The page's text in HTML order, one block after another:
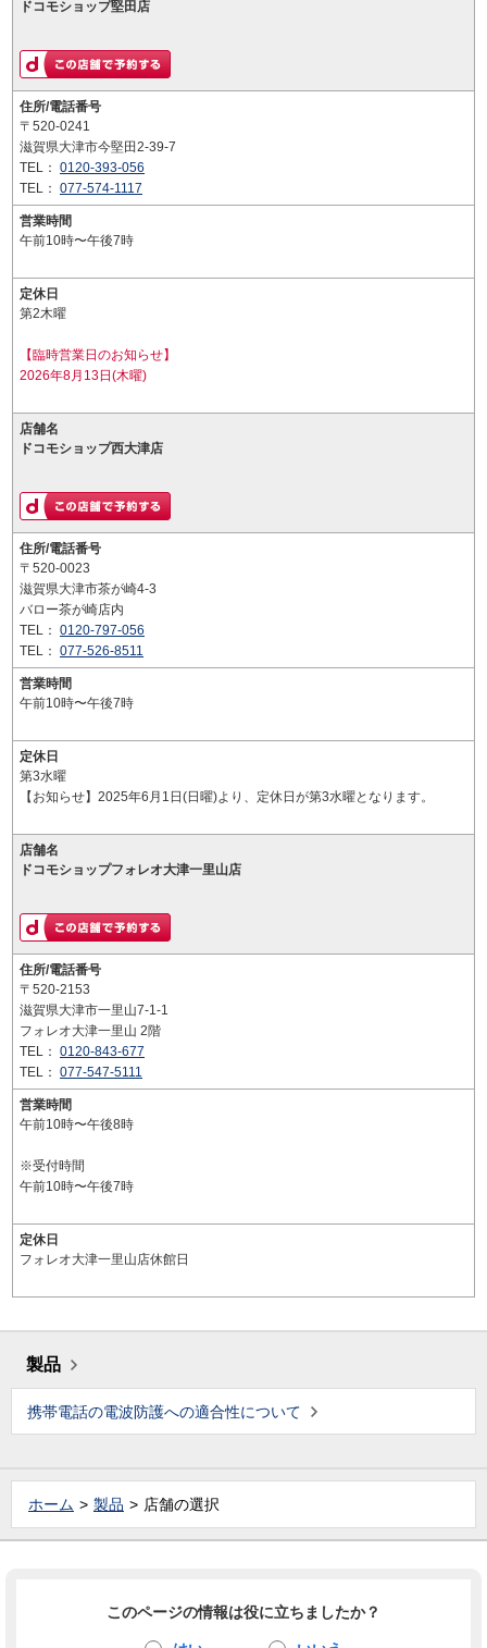
ドコモショップ堅田店
住所/電話番号
〒520-0241
滋賀県大津市今堅田2-39-7
TEL： 0120-393-056
TEL： 077-574-1117
営業時間
午前10時〜午後7時
定休日
第2木曜
【臨時営業日のお知らせ】
2026年8月13日(木曜)
店舗名
ドコモショップ西大津店
住所/電話番号
〒520-0023
滋賀県大津市茶が崎4-3
バロー茶が崎店内
TEL： 0120-797-056
TEL： 077-526-8511
営業時間
午前10時〜午後7時
定休日
第3水曜
【お知らせ】2025年6月1日(日曜)より、定休日が第3水曜となります。
店舗名
ドコモショップフォレオ大津一里山店
住所/電話番号
〒520-2153
滋賀県大津市一里山7-1-1
フォレオ大津一里山 2階
TEL： 0120-843-677
TEL： 077-547-5111
営業時間
午前10時〜午後8時
※受付時間
午前10時〜午後7時
定休日
フォレオ大津一里山店休館日
製品
携帯電話の電波防護への適合性について
ホーム 製品 店舗の選択
このページの情報は役に立ちましたか？